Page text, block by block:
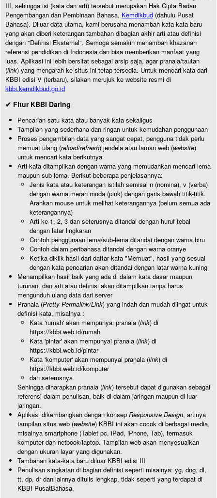
III, sehingga isi (kata dan arti) tersebut merupakan Hak Cipta Badan
Pengembangan dan Pembinaan Bahasa, Kemdikbud (dahulu Pusat
Bahasa). Diluar data utama, kami berusaha menambah kata-kata baru
yang akan diberi keterangan tambahan dibagian akhir arti atau definisi
dengan "Definisi Eksternal". Semoga semakin menambah khazanah
referensi pendidikan di Indonesia dan bisa memberikan manfaat yang
luas. Aplikasi ini lebih bersifat sebagai arsip saja, agar pranala/tautan
(link) yang mengarah ke situs ini tetap tersedia. Untuk mencari kata dari
KBBI edisi V (terbaru), silakan merujuk ke website resmi di
kbbi.kemdikbud.go.id
✔ Fitur KBBI Daring
Pencarian satu kata atau banyak kata sekaligus
Tampilan yang sederhana dan ringan untuk kemudahan penggunaan
Proses pengambilan data yang sangat cepat, pengguna tidak perlu
memuat ulang (reload/refresh) jendela atau laman web (website)
untuk mencari kata berikutnya
Arti kata ditampilkan dengan warna yang memudahkan mencari lema
maupun sub lema. Berikut beberapa penjelasannya:
Jenis kata atau keterangan istilah semisal n (nomina), v (verba)
dengan warna merah muda (pink) dengan garis bawah titik-titik.
Arahkan mouse untuk melihat keterangannya (belum semua ada
keterangannya)
Arti ke-1, 2, 3 dan seterusnya ditandai dengan huruf tebal
dengan latar lingkaran
Contoh penggunaan lema/sub-lema ditandai dengan warna biru
Contoh dalam peribahasa ditandai dengan warna oranye
Ketika diklik hasil dari daftar kata "Memuat", hasil yang sesuai
dengan kata pencarian akan ditandai dengan latar warna kuning
Menampilkan hasil baik yang ada di dalam kata dasar maupun
turunan, dan arti atau definisi akan ditampilkan tanpa harus
mengunduh ulang data dari server
Pranala (Pretty Permalink/Link) yang indah dan mudah diingat untuk
definisi kata, misalnya :
Kata 'rumah' akan mempunyai pranala (link) di
https://kbbi.web.id/rumah
Kata 'pintar' akan mempunyai pranala (link) di
https://kbbi.web.id/pintar
Kata 'komputer' akan mempunyai pranala (link) di
https://kbbi.web.id/komputer
dan seterusnya
Sehingga diharapkan pranala (link) tersebut dapat digunakan sebagai
referensi dalam penulisan, baik di dalam jaringan maupun di luar
jaringan.
Aplikasi dikembangkan dengan konsep Responsive Design, artinya
tampilan situs web (website) KBBI ini akan cocok di berbagai media,
misalnya smartphone (Tablet pc, iPad, iPhone, Tab), termasuk
komputer dan netbook/laptop. Tampilan web akan menyesuaikan
dengan ukuran layar yang digunakan.
Tambahan kata-kata baru diluar KBBI edisi III
Penulisan singkatan di bagian definisi seperti misalnya: yg, dng, dl,
tt, dp, dr dan lainnya ditulis lengkap, tidak seperti yang terdapat di
KBBI PusatBahasa.